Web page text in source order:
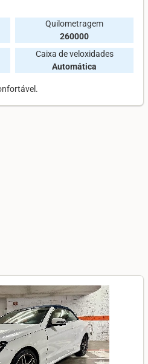
Quilometragem
260000
Caixa de veloxidades
Automática